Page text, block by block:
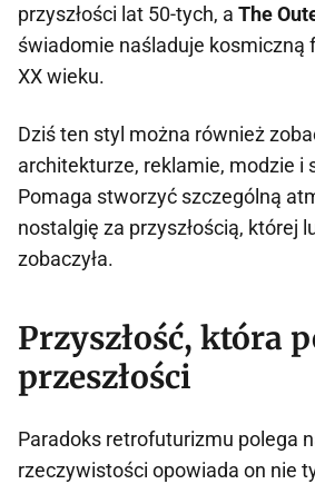
przyszłości lat 50-tych, a The
świadomie naśladuje kosmiczną
XX wieku.
Dziś ten styl można również
architekturze, reklamie, modzie i
Pomaga stworzyć szczególną
nostalgię za przyszłością, której
zobaczyła.
Przyszłość, która
przeszłości
Paradoks retrofuturizmu polega
rzeczywistości opowiada on nie